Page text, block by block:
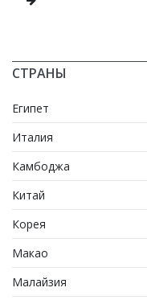
СТРАНЫ
Египет
Италия
Камбоджа
Китай
Корея
Макао
Малайзия